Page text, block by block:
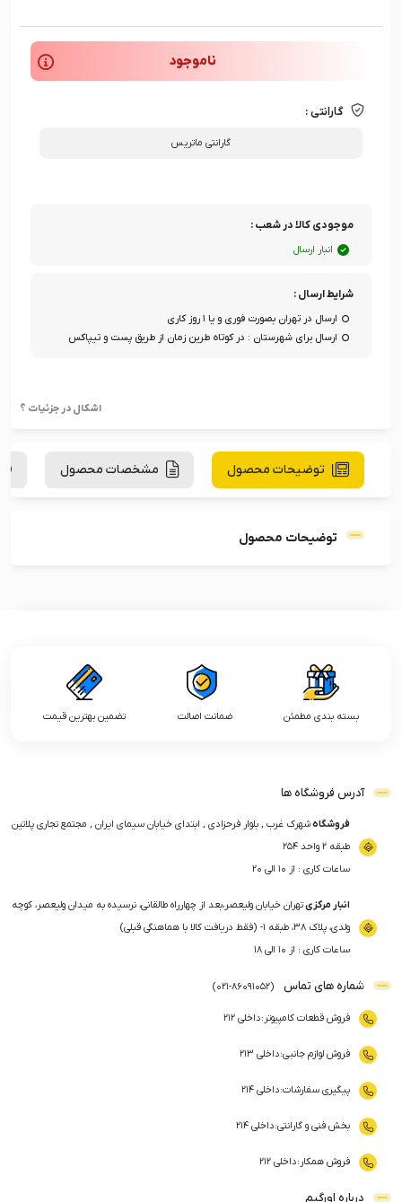
ناموجود
گارانتی :
گارانتی ماتریس
موجودی کالا در شعب :
انبار ارسال
شرایط ارسال :
ارسال در تهران بصورت فوری و یا ۱ روز کاری
ارسال برای شهرستان : در کوتاه طرین زمان از طریق پست و تیپاکس
اشکال در جزئیات ؟
توضیحات محصول مشخصات محصول
توضیحات محصول
بسته بندی مطمئن ضمانت اصالت تضمین بهترین قیمت
آدرس فروشگاه ها
فروشگاهشهرک غرب , بلوار فرحزادی , ابتدای خیابان سیمای ایران , مجتمع تجاری پلاتین
طبقه ۲ واحد ۲۵۴
ساعات کاری : از ۱۰ الی ۲۰
انبار مرکزیتهران خیابان ولیعصر،بعد از چهارراه طالقانی، نرسیده به میدان ولیعصر، کوچه
ولدی، پلاک ۳۸، طبقه ۱- (فقط دریافت کالا با هماهنگی قبلی)
ساعات کاری : از ۱۰ الی ۱۸
شماره های تماس (
021-86091052
)
فروش قطعات کامپیوتر :داخلی ۲۱۲
فروش لوازم جانبی:داخلی ۲۱۳
پیگیری سفارشات:داخلی ۲۱۴
بخش فنی و گارانتی:داخلی ۲۱۴
فروش همکار :داخلی ۲۱۲
درباره اورگیم